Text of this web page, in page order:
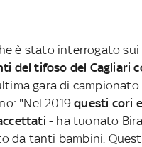
è stato interrogato sui
del tifoso del Cagliari
gara di campionato
"Nel 2019questi cori
- ha tuonato
da tanti bambini.